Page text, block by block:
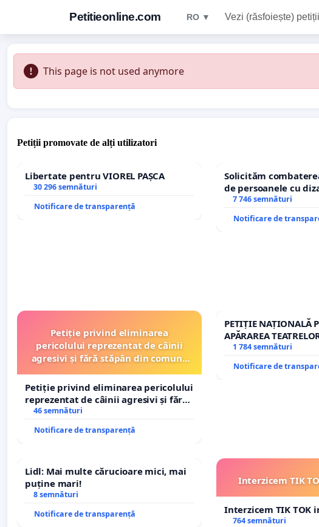
Petitieonline.com RO ▼ Vezi (răsfoiește)
This page is not used anymore
Petiții promovate de alți utilizatori
Libertate pentru VIOREL PAȘCA
30 296 semnături
Notificare de transparență
Solicităm
de persoanele cu
7 746 semnături
Notificare de
Petiție privind eliminarea
pericolului reprezentat de câinii
agresivi și fără stăpân din comuna
Petiție privind eliminarea pericolului
reprezentat de câinii agresivi și fără
stăpân din comuna Tunari
46 semnături
Notificare de transparență
PETIȚIE NAȚIONALĂ
APĂRAREA
REPERTORIU DIN
1 784 semnături
Notificare de
Lidl: Mai multe cărucioare mici, mai
puține mari!
8 semnături
Notificare de transparență
Interzicem TIK
Interzicem TIK TOK
764 semnături